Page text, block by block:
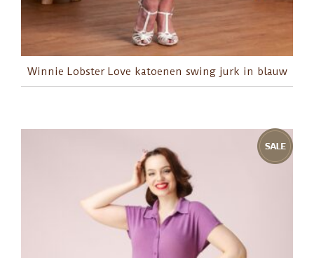
Winnie Lobster Love katoenen swing jurk in blauw